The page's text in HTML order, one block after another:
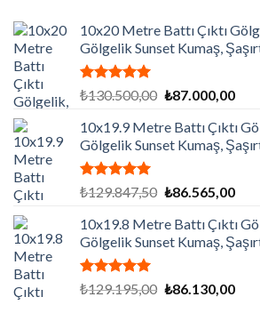
10x20 Metre Battı Çıktı
Gölgelik Sunset Kumaş,
5 üzerinden
aldı
₺130.500,00 Orijinal
₺130.500,00.
₺87.000,00Şu
10x19.9 Metre Battı Çıktı
Gölgelik Sunset Kumaş,
5 üzerinden
aldı
₺129.847,50 Orijinal
₺129.847,50.
₺86.565,00Şu
10x19.8 Metre Battı Çıktı
Gölgelik Sunset Kumaş,
5 üzerinden
₺129.195,00 Orijinal
₺86.130,00Şu